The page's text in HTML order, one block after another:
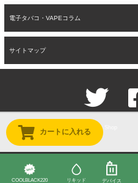
COOLBLACK220 リキッド デバイス
カートに入れる
電子タバコ・VAPEコラム
サイトマップ
Copyright © 2019-2026 Tropical Vape Shop
All rights reserved.